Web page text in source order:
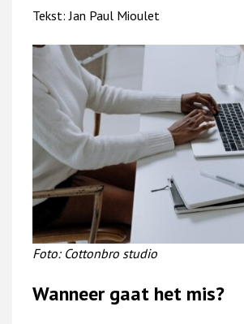
Tekst: Jan Paul Mioulet
Foto: Cottonbro studio
Wanneer gaat het mis?